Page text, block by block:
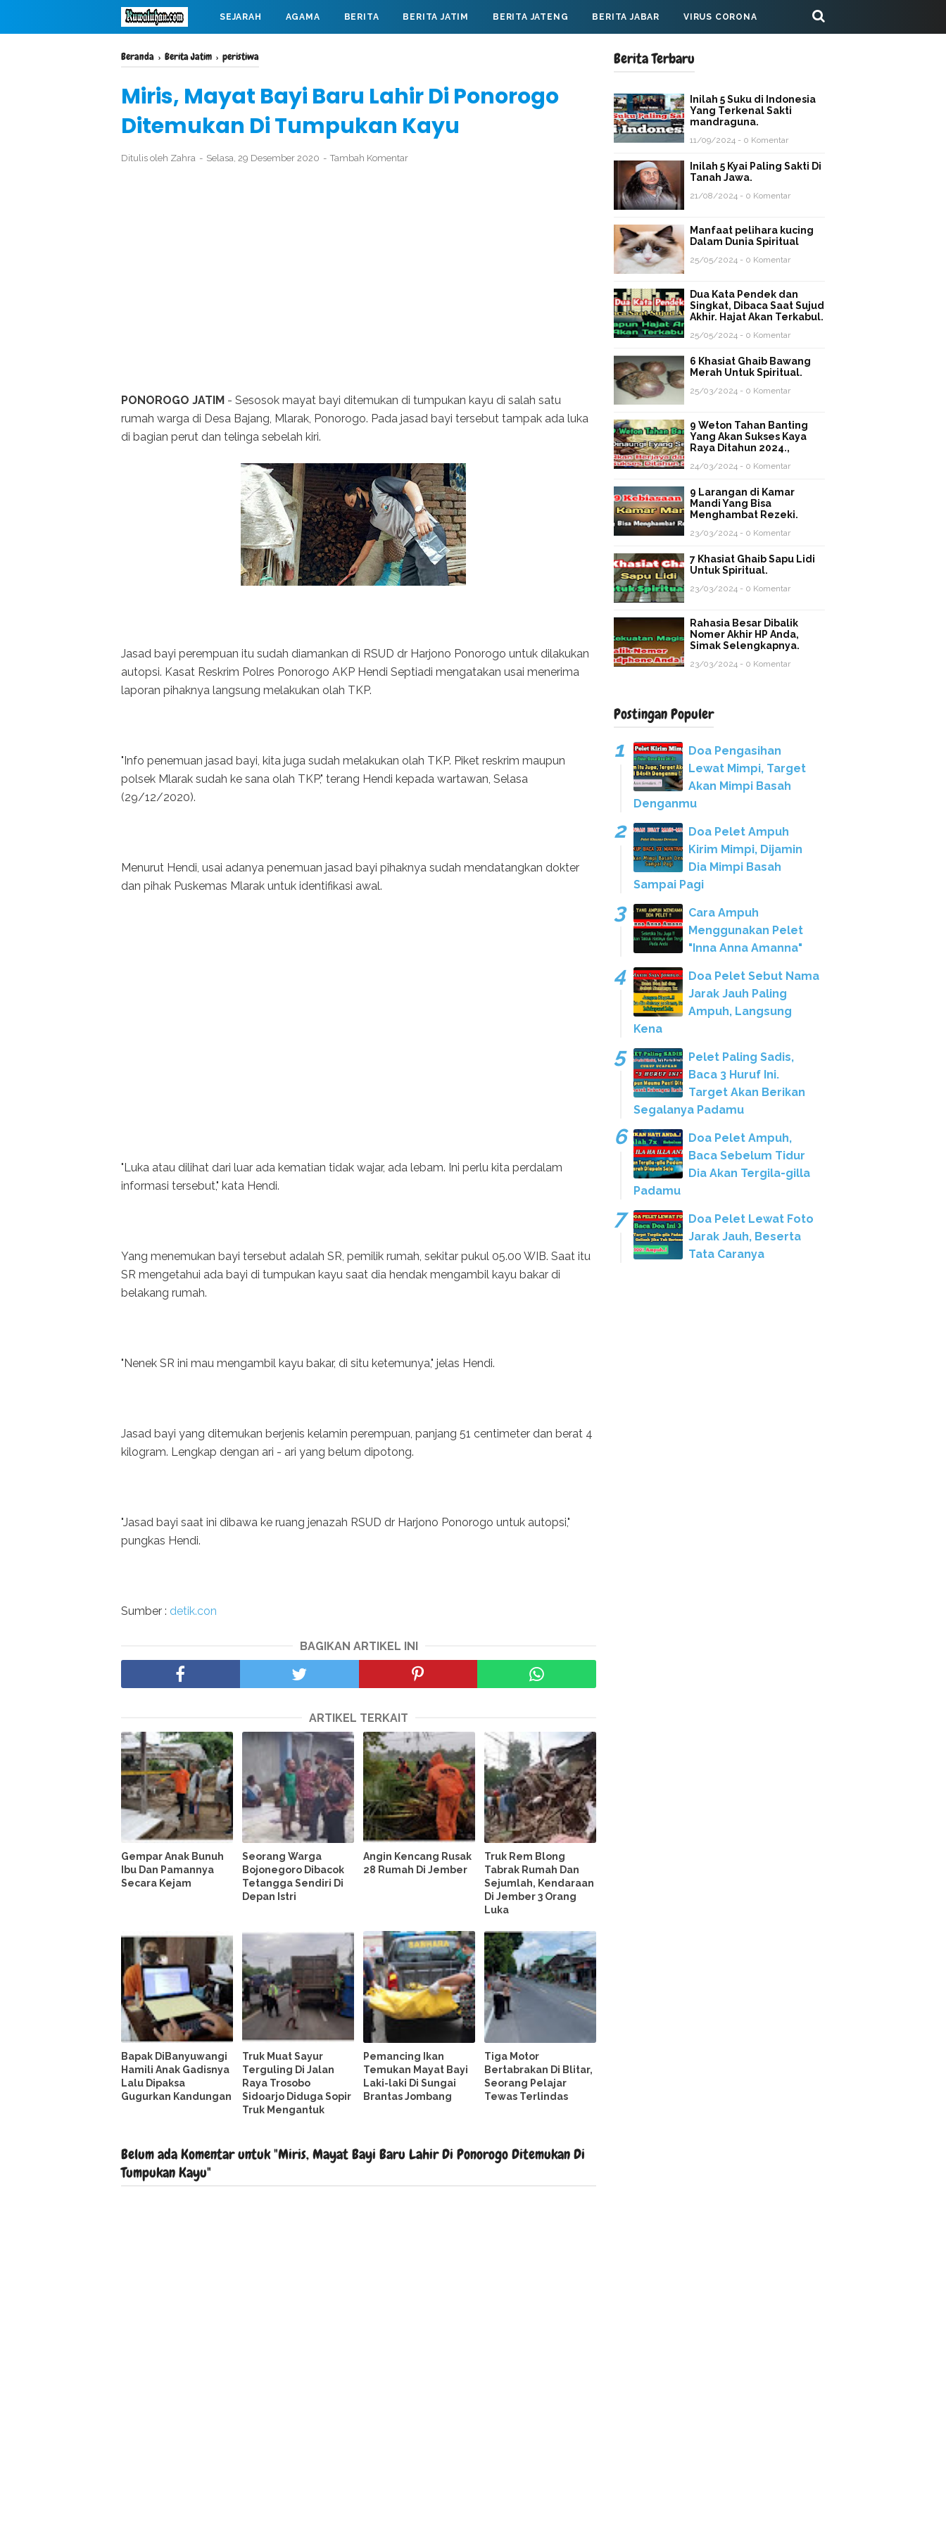
SEJARAH AGAMA BERITA BERITA JATIM BERITA JATENG BERITA JABAR VIRUS CORONA
MAHABARATA
Beranda › Berita Jatim › peristiwa
Miris, Mayat Bayi Baru Lahir Di Ponorogo
Ditemukan Di Tumpukan Kayu
Ditulis oleh Zahra Selasa, 29 Desember 2020 Tambah Komentar
PONOROGO JATIM - Sesosok mayat bayi ditemukan di tumpukan kayu di salah satu
rumah warga di Desa Bajang, Mlarak, Ponorogo. Pada jasad bayi tersebut tampak ada luka
di bagian perut dan telinga sebelah kiri.
Jasad bayi perempuan itu sudah diamankan di RSUD dr Harjono Ponorogo untuk dilakukan
autopsi. Kasat Reskrim Polres Ponorogo AKP Hendi Septiadi mengatakan usai menerima
laporan pihaknya langsung melakukan olah TKP.
"Info penemuan jasad bayi, kita juga sudah melakukan olah TKP. Piket reskrim maupun
polsek Mlarak sudah ke sana olah TKP," terang Hendi kepada wartawan, Selasa
(29/12/2020).
Menurut Hendi, usai adanya penemuan jasad bayi pihaknya sudah mendatangkan dokter
dan pihak Puskemas Mlarak untuk identifikasi awal.
"Luka atau dilihat dari luar ada kematian tidak wajar, ada lebam. Ini perlu kita perdalam
informasi tersebut," kata Hendi.
Yang menemukan bayi tersebut adalah SR, pemilik rumah, sekitar pukul 05.00 WIB. Saat itu
SR mengetahui ada bayi di tumpukan kayu saat dia hendak mengambil kayu bakar di
belakang rumah.
"Nenek SR ini mau mengambil kayu bakar, di situ ketemunya," jelas Hendi.
Jasad bayi yang ditemukan berjenis kelamin perempuan, panjang 51 centimeter dan berat 4
kilogram. Lengkap dengan ari - ari yang belum dipotong.
"Jasad bayi saat ini dibawa ke ruang jenazah RSUD dr Harjono Ponorogo untuk autopsi,"
pungkas Hendi.
Sumber : detik.con
BAGIKAN ARTIKEL INI
ARTIKEL TERKAIT
Gempar Anak Bunuh
Ibu Dan Pamannya
Secara Kejam
Seorang Warga
Bojonegoro Dibacok
Tetangga Sendiri Di
Depan Istri
Angin Kencang Rusak
28 Rumah Di Jember
Truk Rem Blong
Tabrak Rumah Dan
Sejumlah, Kendaraan
Di Jember 3 Orang
Luka
Bapak DiBanyuwangi
Hamili Anak Gadisnya
Lalu Dipaksa
Gugurkan Kandungan
Truk Muat Sayur
Terguling Di Jalan
Raya Trosobo
Sidoarjo Diduga Sopir
Truk Mengantuk
Pemancing Ikan
Temukan Mayat Bayi
Laki-laki Di Sungai
Brantas Jombang
Tiga Motor
Bertabrakan Di Blitar,
Seorang Pelajar
Tewas Terlindas
Belum ada Komentar untuk "Miris, Mayat Bayi Baru Lahir Di Ponorogo Ditemukan Di
Tumpukan Kayu"
Berita Terbaru
Inilah 5 Suku di Indonesia
Yang Terkenal Sakti
mandraguna.
11/09/2024 - 0 Komentar
Inilah 5 Kyai Paling Sakti Di
Tanah Jawa.
21/08/2024 - 0 Komentar
Manfaat pelihara kucing
Dalam Dunia Spiritual
25/05/2024 - 0 Komentar
Dua Kata Pendek dan
Singkat, Dibaca Saat Sujud
Akhir. Hajat Akan Terkabul.
25/05/2024 - 0 Komentar
6 Khasiat Ghaib Bawang
Merah Untuk Spiritual.
25/03/2024 - 0 Komentar
9 Weton Tahan Banting
Yang Akan Sukses Kaya
Raya Ditahun 2024.,
24/03/2024 - 0 Komentar
9 Larangan di Kamar
Mandi Yang Bisa
Menghambat Rezeki.
23/03/2024 - 0 Komentar
7 Khasiat Ghaib Sapu Lidi
Untuk Spiritual.
23/03/2024 - 0 Komentar
Rahasia Besar Dibalik
Nomer Akhir HP Anda,
Simak Selengkapnya.
23/03/2024 - 0 Komentar
Postingan Populer
Doa Pengasihan
Lewat Mimpi, Target
Akan Mimpi Basah
Denganmu
Doa Pelet Ampuh
Kirim Mimpi, Dijamin
Dia Mimpi Basah
Sampai Pagi
Cara Ampuh
Menggunakan Pelet
"Inna Anna Amanna"
Doa Pelet Sebut Nama
Jarak Jauh Paling
Ampuh, Langsung
Kena
Pelet Paling Sadis,
Baca 3 Huruf Ini.
Target Akan Berikan
Segalanya Padamu
Doa Pelet Ampuh,
Baca Sebelum Tidur
Dia Akan Tergila-gilla
Padamu
Doa Pelet Lewat Foto
Jarak Jauh, Beserta
Tata Caranya